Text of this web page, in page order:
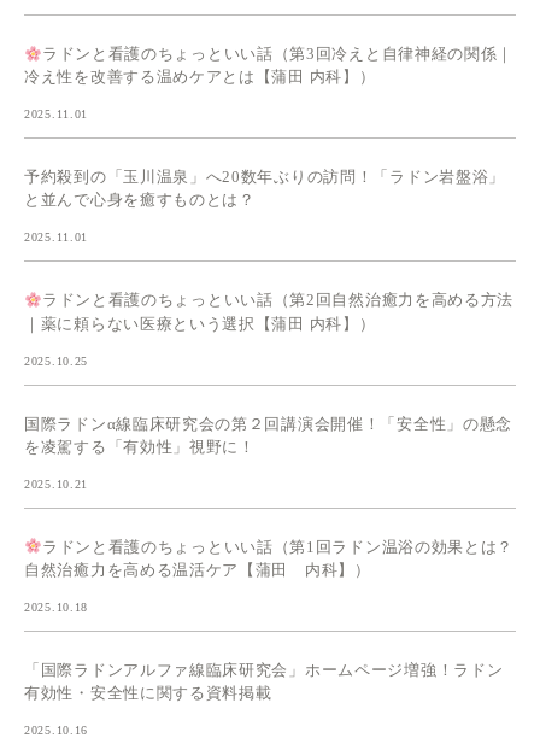
ラドンと看護のちょっといい話（第3回冷えと自律神経の関係｜
冷え性を改善する温めケアとは【蒲田 内科】）
2025.11.01
予約殺到の「玉川温泉」へ20数年ぶりの訪問！「ラドン岩盤浴」
と並んで心身を癒すものとは？
2025.11.01
ラドンと看護のちょっといい話（第2回自然治癒力を高める方法
｜薬に頼らない医療という選択【蒲田 内科】）
2025.10.25
国際ラドンα線臨床研究会の第２回講演会開催！「安全性」の懸念
を凌駕する「有効性」視野に！
2025.10.21
ラドンと看護のちょっといい話（第1回ラドン温浴の効果とは？
自然治癒力を高める温活ケア【蒲田 内科】）
2025.10.18
「国際ラドンアルファ線臨床研究会」ホームページ増強！ラドン
有効性・安全性に関する資料掲載
2025.10.16